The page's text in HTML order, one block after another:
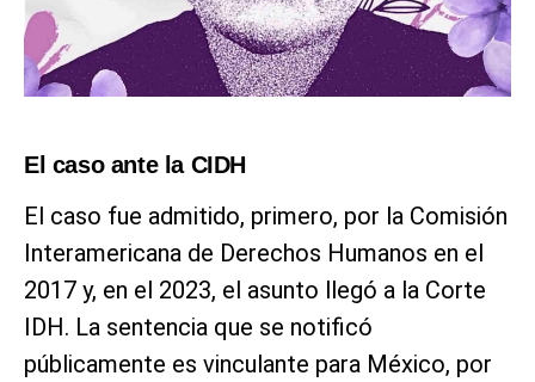
El caso ante la CIDH
El caso fue admitido, primero, por la Comisión
Interamericana de Derechos Humanos en el
2017 y, en el 2023, el asunto llegó a la Corte
IDH. La sentencia que se notificó
públicamente es vinculante para México, por